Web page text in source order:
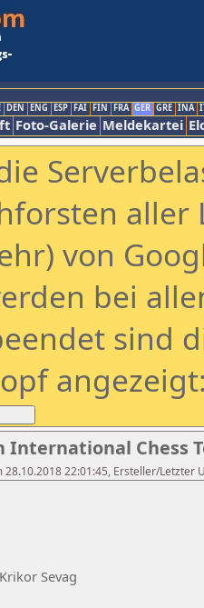
DEN ENG ESP FAI FIN FRA GER GRE INA
Foto-Galerie Meldekartei
aller
von
bei
sind
International Chess
22:01:45, Ersteller/Letzter
Sevag